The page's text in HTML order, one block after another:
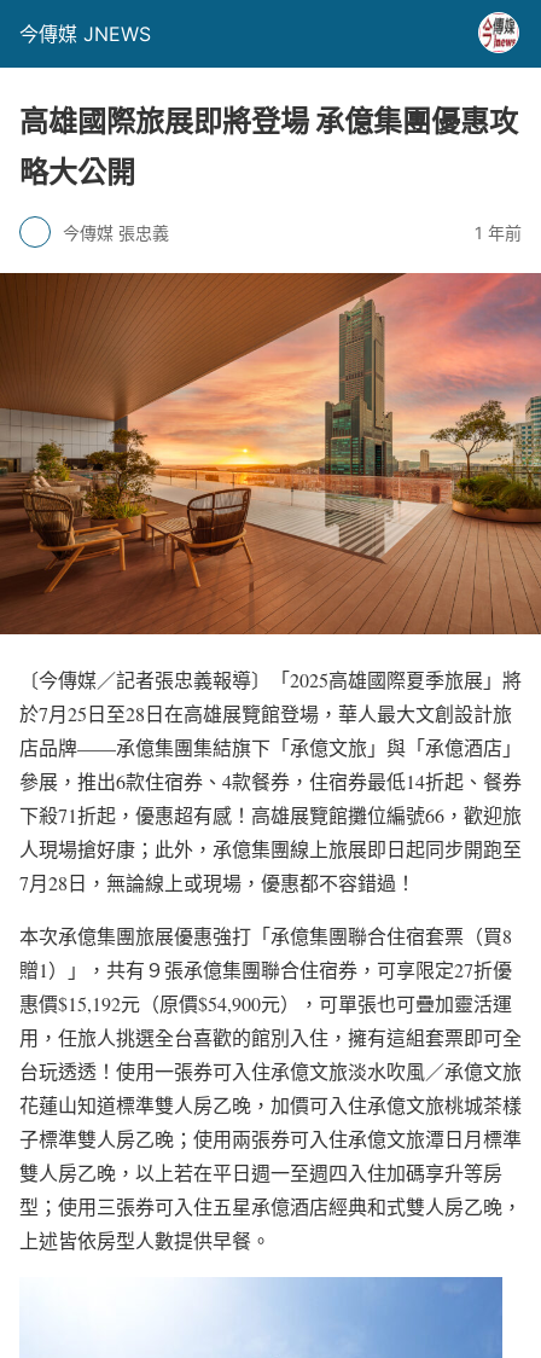
今傳媒 JNEWS
高雄國際旅展即將登場 承億集團優惠攻
略大公開
今傳媒 張忠義 1 年前
〔今傳媒／記者張忠義報導〕「2025高雄國際夏季旅展」將
於7月25日至28日在高雄展覽館登場，華人最大文創設計旅
店品牌——承億集團集結旗下「承億文旅」與「承億酒店」
參展，推出6款住宿券、4款餐券，住宿券最低14折起、餐券
下殺71折起，優惠超有感！高雄展覽館攤位編號66，歡迎旅
人現場搶好康；此外，承億集團線上旅展即日起同步開跑至
7月28日，無論線上或現場，優惠都不容錯過！
本次承億集團旅展優惠強打「承億集團聯合住宿套票（買8
贈1）」，共有９張承億集團聯合住宿券，可享限定27折優
惠價$15,192元（原價$54,900元），可單張也可疊加靈活運
用，任旅人挑選全台喜歡的館別入住，擁有這組套票即可全
台玩透透！使用一張券可入住承億文旅淡水吹風／承億文旅
花蓮山知道標準雙人房乙晚，加價可入住承億文旅桃城茶樣
子標準雙人房乙晚；使用兩張券可入住承億文旅潭日月標準
雙人房乙晚，以上若在平日週一至週四入住加碼享升等房
型；使用三張券可入住五星承億酒店經典和式雙人房乙晚，
上述皆依房型人數提供早餐。